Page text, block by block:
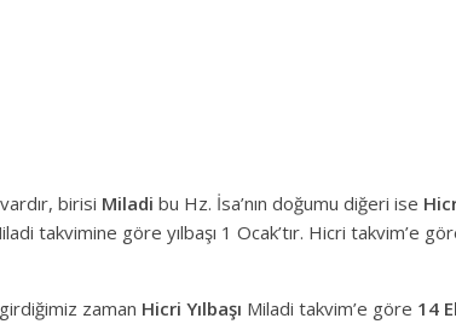
birisi Miladi bu Hz. İsa’nın doğumu diğeri ise
takvimine göre yılbaşı 1 Ocak’tır. Hicri takvim’e
zaman Hicri Yılbaşı Miladi takvim’e göre 14